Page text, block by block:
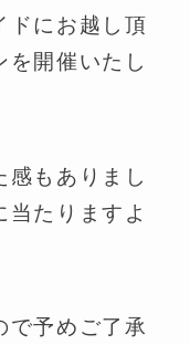
ドにお越し頂
を開催いたし
感もありまし
当たりますよ
で予めご了承